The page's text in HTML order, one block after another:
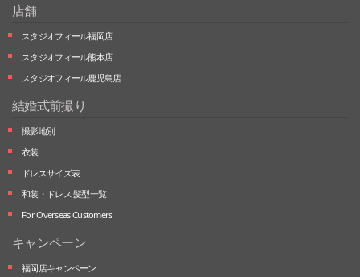
店舗
スタジオフィール福岡店
スタジオフィール熊本店
スタジオフィール鹿児島店
結婚式前撮り
撮影地別
衣装
ドレスサイズ表
和装・ドレス 髪型一覧
For Overseas Customers
キャンペーン
福岡店キャンペーン